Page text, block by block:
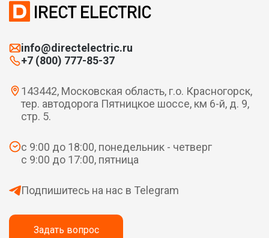
info@directelectric.ru
+7 (800) 777-85-37
143442, Московская область, г.о. Красногорск,
тер. автодорога Пятницкое шоссе, км 6-й, д. 9,
стр. 5.
с 9:00 до 18:00, понедельник - четверг
с 9:00 до 17:00, пятница
Подпишитесь на нас в Telegram
Задать вопрос